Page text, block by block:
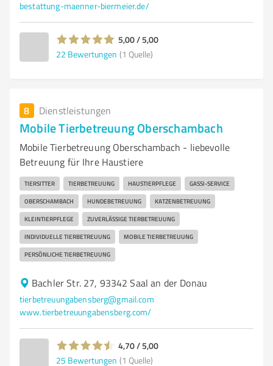
bestattung-maenner-biermeier.de/
5,00 / 5,00
22 Bewertungen (1 Quelle)
8 Dienstleistungen
Mobile Tierbetreuung Oberschambach
Mobile Tierbetreuung Oberschambach - liebevolle
Betreuung für Ihre Haustiere
TIERSITTER TIERBETREUUNG HAUSTIERPFLEGE GASSI-SERVICE
OBERSCHAMBACH HUNDEBETREUUNG KATZENBETREUUNG
KLEINTIERPFLEGE ZUVERLÄSSIGE TIERBETREUUNG
INDIVIDUELLE TIERBETREUUNG MOBILE TIERBETREUUNG
PERSÖNLICHE TIERBETREUUNG
Bachler Str. 27, 93342 Saal an der Donau
tierbetreuungabensberg@gmail.com
www.tierbetreuungabensberg.com/
4,70 / 5,00
25 Bewertungen (1 Quelle)